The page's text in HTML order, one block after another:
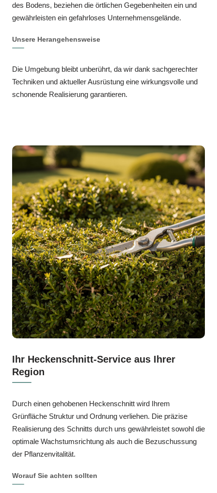
des Bodens, beziehen die örtlichen Gegebenheiten ein und
gewährleisten ein gefahrloses Unternehmensgelände.
Unsere Herangehensweise
Die Umgebung bleibt unberührt, da wir dank sachgerechter
Techniken und aktueller Ausrüstung eine wirkungsvolle und
schonende Realisierung garantieren.
Ihr Heckenschnitt-Service aus Ihrer
Region
Durch einen gehobenen Heckenschnitt wird Ihrem
Grünfläche Struktur und Ordnung verliehen. Die präzise
Realisierung des Schnitts durch uns gewährleistet sowohl die
optimale Wachstumsrichtung als auch die Bezuschussung
der Pflanzenvitalität.
Worauf Sie achten sollten